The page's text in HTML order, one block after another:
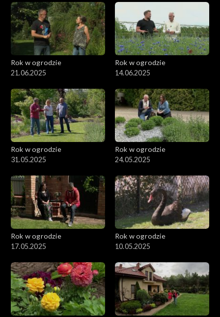
Rok w ogrodzie
21.06.2025
Rok w ogrodzie
14.06.2025
Rok w ogrodzie
31.05.2025
Rok w ogrodzie
24.05.2025
Rok w ogrodzie
17.05.2025
Rok w ogrodzie
10.05.2025